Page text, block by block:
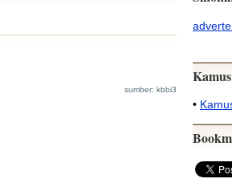
sumber: kbbi3
•